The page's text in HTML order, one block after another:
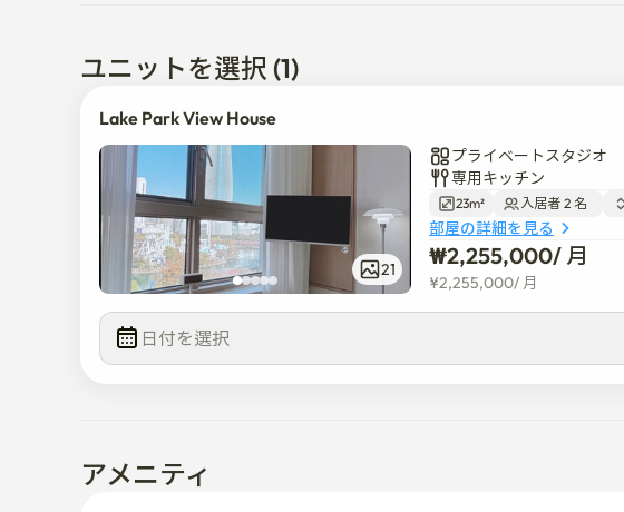
忘れられない思い出を素敵な景色で作りましょう🌅
⸻
▪️ 客室利用ガイドライン
• 予約確認後、完全な指示が提供されます
• 2名様分のスタンダード予約（追加ゲストのお問い合わせ）
• 騒音に関する苦情を避けるためにご協力をお願いします。パーテ
• 家財道具の撤去や破損はありません
⸻
• ペット禁止/禁煙 – 違反した場合、₩ 25万件の清掃料金が適用され
ユニットを選択 (1)
Lake Park View House
21
プライベートスタジオ
専用キッチン
23m² 入居者 2 名
部屋の詳細を見る
₩2,255,000/ 月
¥2,255,000/ 月
アメニティ